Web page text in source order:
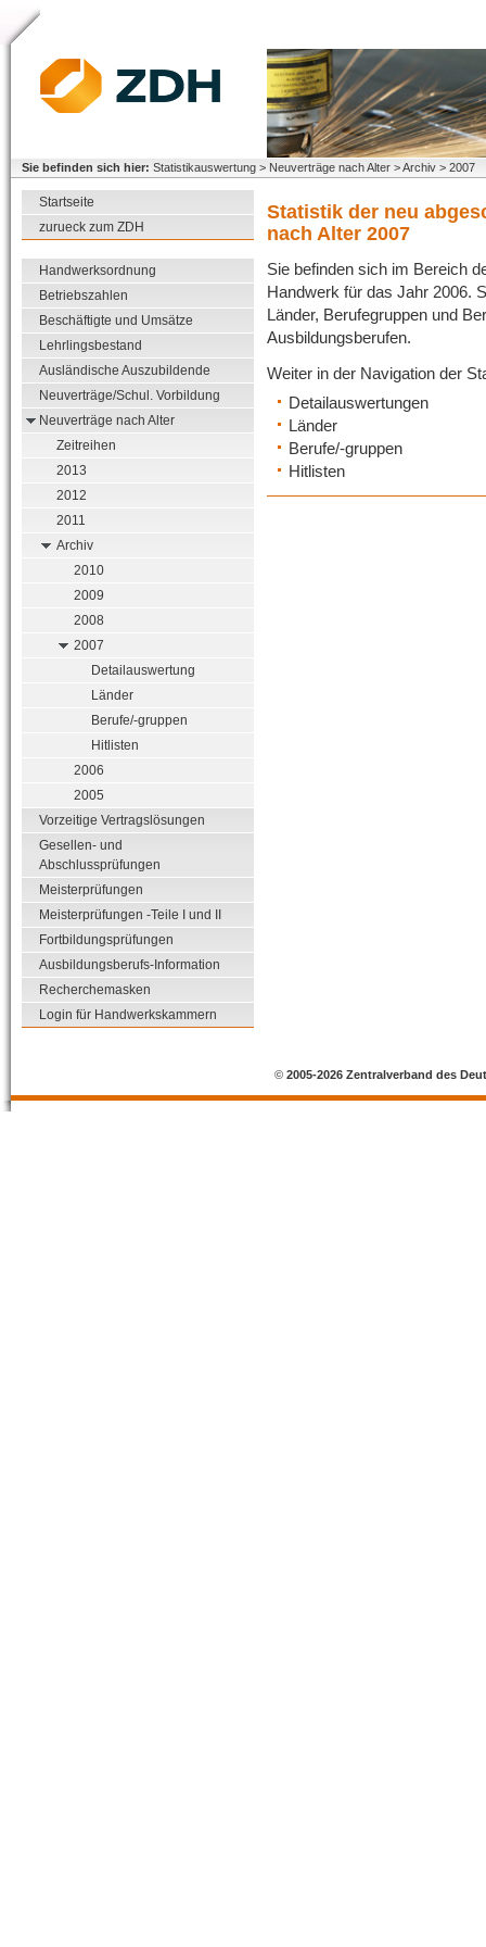
Sie befinden sich hier: Statistikauswertung > Neuverträge nach Alter > Archiv > 2007
Statistik der neu
nach Alter 2007
Sie befinden sich im Bereich
Handwerk für das Jahr 2006.
Länder, Berufegruppen und
Ausbildungsberufen.
Weiter in der Navigation der
Detailauswertungen
Länder
Berufe/-gruppen
Hitlisten
Startseite
zurueck zum ZDH
Handwerksordnung
Betriebszahlen
Beschäftigte und Umsätze
Lehrlingsbestand
Ausländische Auszubildende
Neuverträge/Schul. Vorbildung
Neuverträge nach Alter
Zeitreihen
2013
2012
2011
Archiv
2010
2009
2008
2007
Detailauswertung
Länder
Berufe/-gruppen
Hitlisten
2006
2005
Vorzeitige Vertragslösungen
Gesellen- und
Abschlussprüfungen
Meisterprüfungen
Meisterprüfungen -Teile I und II
Fortbildungsprüfungen
Ausbildungsberufs-Information
Recherchemasken
Login für Handwerkskammern
© 2005-2026 Zentralverband des